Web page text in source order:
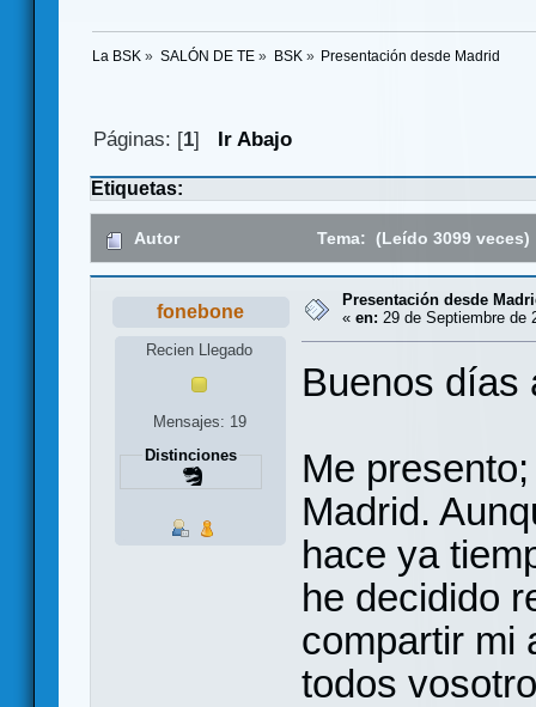
La BSK » SALÓN DE TE » BSK » Presentación desde Madrid
Páginas: [1] Ir Abajo
Etiquetas:
Autor Tema: (Leído 3099 veces)
fonebone
Recien Llegado
Mensajes: 19
Distinciones
Presentación desde
« en: 29 de Septiembre de
Buenos días
Me
Madrid.
hace ya
he decidido
compartir mi
todos